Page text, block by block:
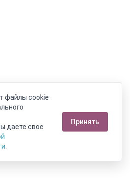
файлы cookie
даете свое
Принять